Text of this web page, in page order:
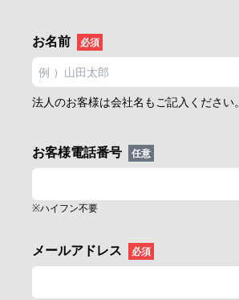
お名前 必須
法人のお客様は会社名もご記入ください。
お客様電話番号 任意
※ハイフン不要
メールアドレス 必須